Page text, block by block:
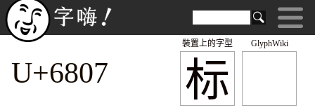
GlyphWiki
标
裝置上的字型
U+6807